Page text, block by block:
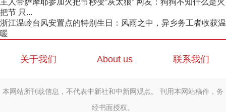
主人带萨摩耶参加火把节秒变“灰太狼” 网友：狗狗不知什么是火
把节 只...
浙江温岭台风安置点的特别生日：风雨之中，异乡务工者收获温
暖
关于我们 About us 联系我们
本网站所刊载信息，不代表中新社和中新网观点。 刊用本网站稿件，务
经书面授权。